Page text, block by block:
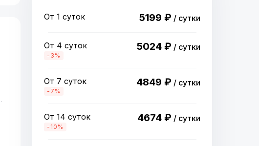
От 1 суток 5199 ₽ / сутки
От 4 суток
-3%
5024 ₽ / сутки
От 7 суток
-7%
4849 ₽ / сутки
От 14 суток
-10%
4674 ₽ / сутки